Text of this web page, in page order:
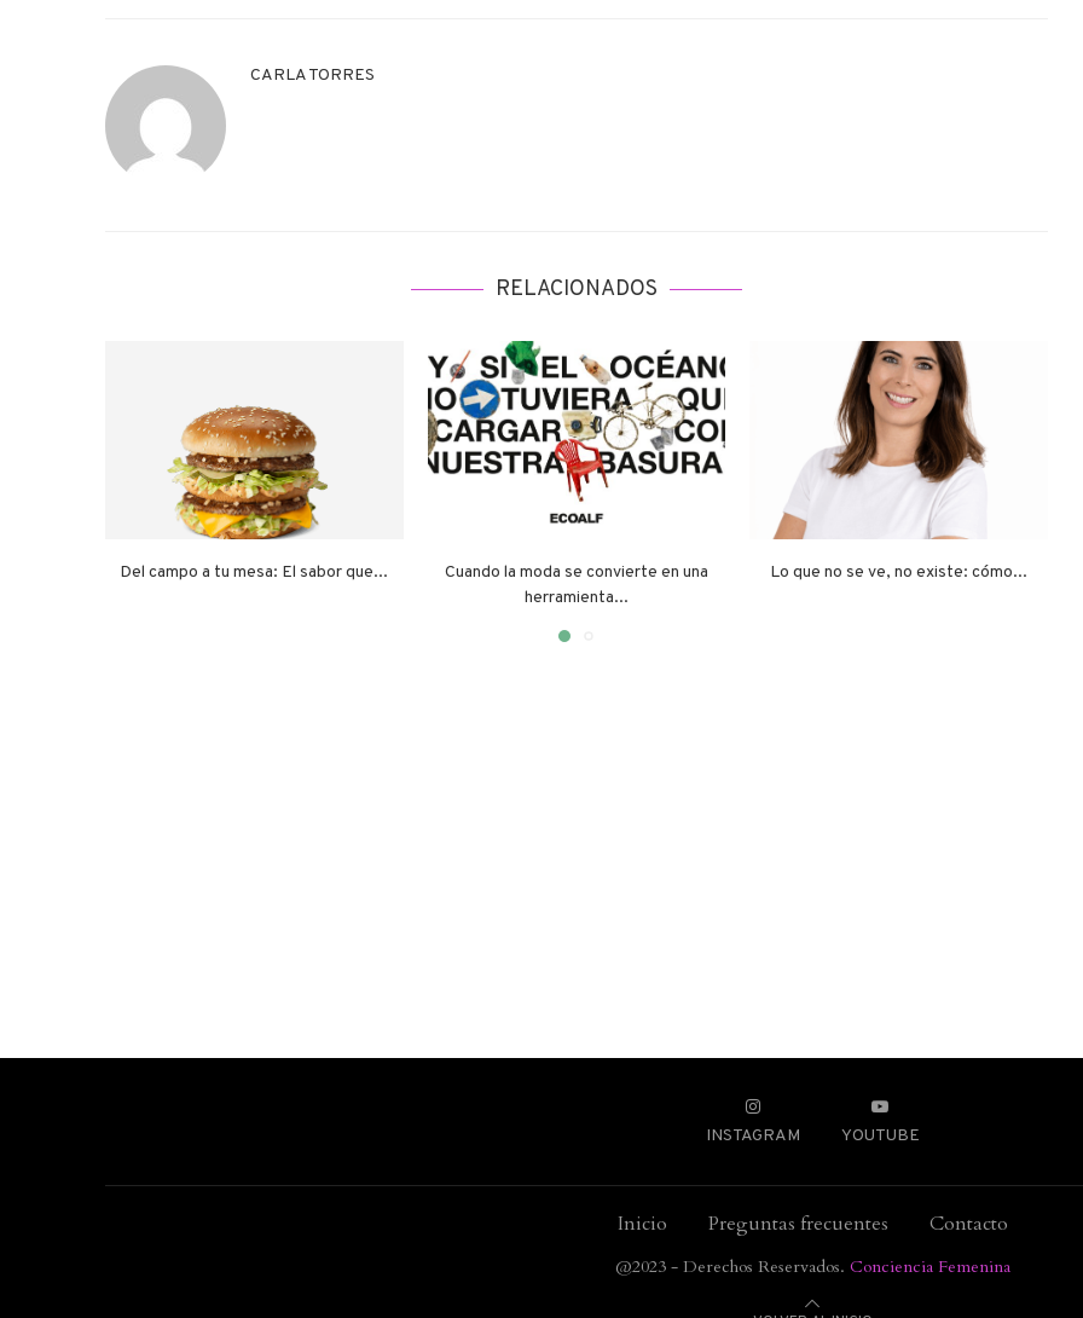
CARLA TORRES
RELACIONADOS
Del campo a tu mesa: El sabor que...
Cuando la moda se convierte en una
herramienta...
Lo que no se ve, no existe: cómo...
INSTAGRAM YOUTUBE
Inicio Preguntas frecuentes Contacto
@2023 - Derechos Reservados. Conciencia Femenina